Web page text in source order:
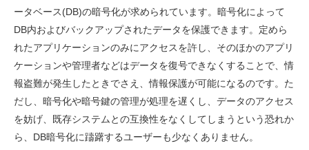
ータベース(DB)の暗号化が求められています。暗号化によって
DB内およびバックアップされたデータを保護できます。定めら
れたアプリケーションのみにアクセスを許し、そのほかのアプリ
ケーションや管理者などはデータを復号できなくすることで、情
報盗難が発生したときでさえ、情報保護が可能になるのです。た
だし、暗号化や暗号鍵の管理が処理を遅くし、データのアクセス
を妨げ、既存システムとの互換性をなくしてしまうという恐れか
ら、DB暗号化に躊躇するユーザーも少なくありません。